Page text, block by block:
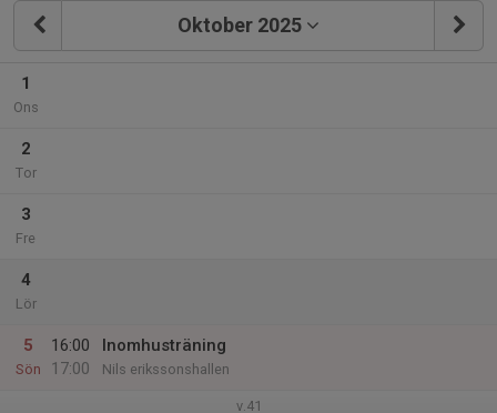
Oktober 2025
1
Ons
2
Tor
3
Fre
4
Lör
5
Sön
16:00
17:00
Inomhusträning
Nils erikssonshallen
v.41